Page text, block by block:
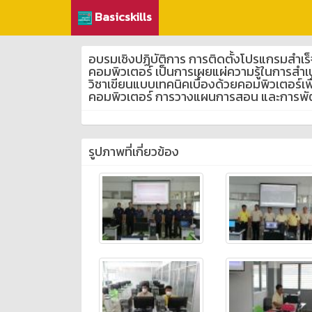
Basicskills
อบรมเชิงปฏิบัติการ การติดตั้งโปรแกรมสำเ
คอมพิวเตอร์ เป็นการเผยแผ่ความรู้ในการส
วิชาเขียนแบบเทคนิคเบื้องด้วยคอมพิวเตอร์
คอมพิวเตอร์ การวางแผนการสอน และกา
รูปภาพที่เกี่ยวข้อง